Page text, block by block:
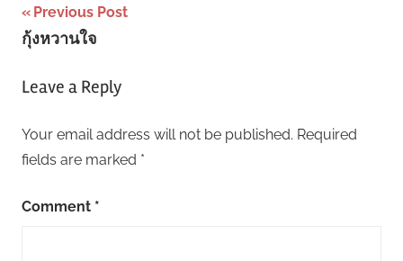
Post
navigation
Previous Post
กุ้งหวานใจ
Leave a Reply
Your email address will not be published. Required
fields are marked *
Comment *